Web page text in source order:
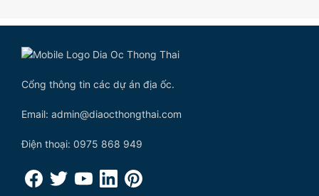
Cổng thông tin các dự án địa ốc.
Email: admin@diaocthongthai.com
Điện thoại: 0975 868 949